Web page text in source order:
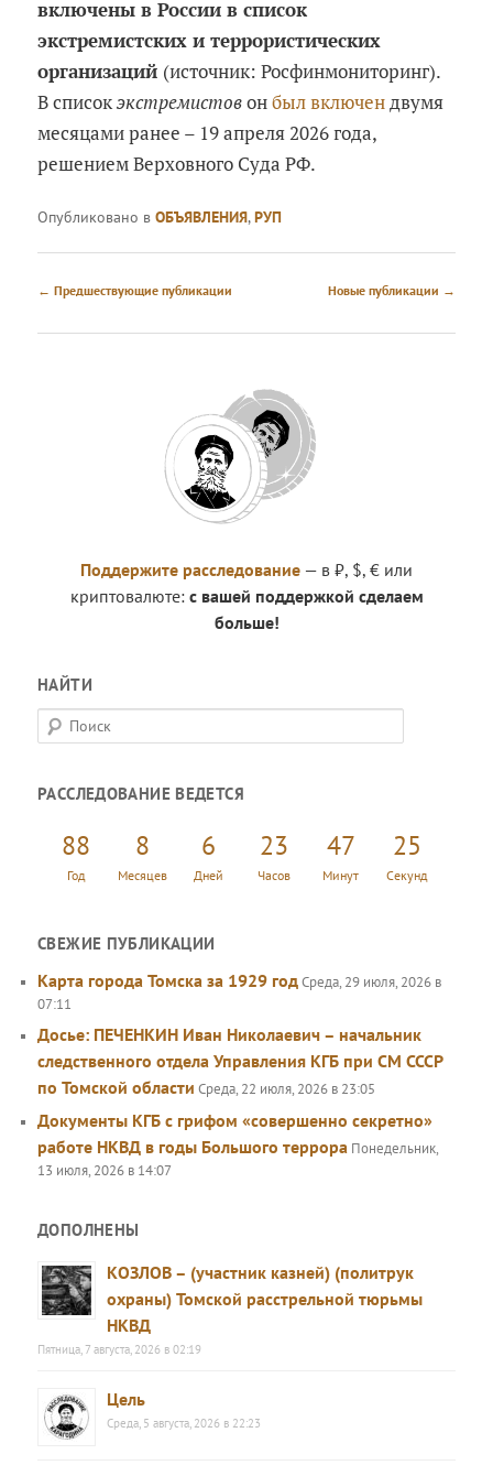
включены в России в список
экстремистских и террористических
организаций (источник: Росфинмониторинг).
В списокэкстремистовонбыл включендвумя
месяцами ранее – 19 апреля 2026 года,
решением Верховного Суда РФ.
Опубликовано в ОБЪЯВЛЕНИЯ,РУП
Навигация
записям
← Предшествующие публикации Новые публикации →
Поддержите расследование — в ₽, $, € или
криптовалюте: с вашей поддержкой сделаем
больше!
НАЙТИ
П
о
с
РАССЛЕДОВАНИЕ ВЕДЕТСЯ
88
Год
8
Месяцев
6
Дней
23
Часов
47
Минут
25
Секунд
СВЕЖИЕ ПУБЛИКАЦИИ
Карта города Томска за 1929 годСреда, 29 июля, 2026 в
07:11
Досье: ПЕЧЕНКИН Иван Николаевич – начальник
следственного отдела Управления КГБ при СМ СССР
по Томской области Среда, 22 июля, 2026 в 23:05
Документы КГБ с грифом «совершенно секретно»
работе НКВД в годы Большого террора Понедельник,
13 июля, 2026 в 14:07
ДОПОЛНЕНЫ
КОЗЛОВ – (участник казней) (политрук
охраны) Томской расстрельной тюрьмы
НКВД
Пятница, 7 августа, 2026 в 02:19
Цель
Среда, 5 августа, 2026 в 22:23